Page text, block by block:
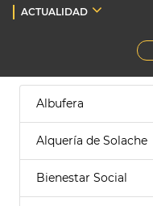
ACTUALIDAD
Albufera
Alquería de Solache
Bienestar Social